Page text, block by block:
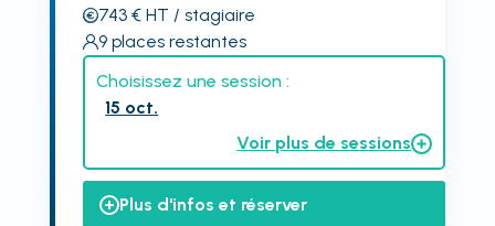
743€ HT / stagiaire
9 places restantes
Choisissez une session :
15 oct.
Voir plus de sessions
Plus d'infos et réserver